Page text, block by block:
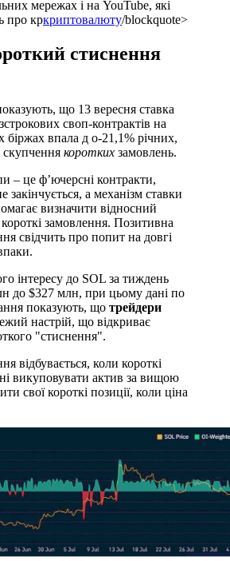
мережах і на YouTube, які
про кркриптовалюту/blockquote>
стиснення
що 13 вересня ставка
своп-контрактів на
впала д о-21,1% річних,
скупчення коротких замовлень.
– це ф’ючерсні контракти,
закінчується, а механізм ставки
визначити відносний
замовлення. Позитивна
свідчить про попит на довгі
інтересу до SOL за тиждень
до $327 млн, при цьому дані по
показують, що трейдери
настрій, що відкриває
"стиснення".
відбувається, коли короткі
викуповувати актив за вищою
свої короткі позиції, коли ціна